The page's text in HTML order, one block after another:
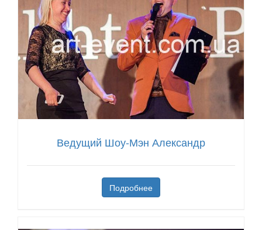
Ведущий Шоу-Мэн Александр
Подробнее